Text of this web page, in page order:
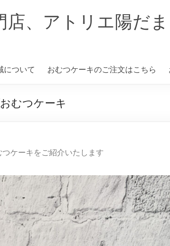
、アトリエ陽だま
について おむつケーキのご注文はこちら
むつケーキ
ケーキをご紹介いたします